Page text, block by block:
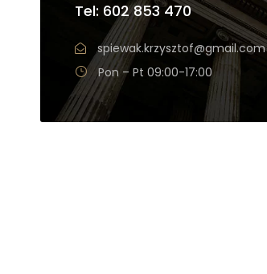
Tel: 602 853 470
spiewak.krzysztof@gmail.com
Pon – Pt 09:00-17:00